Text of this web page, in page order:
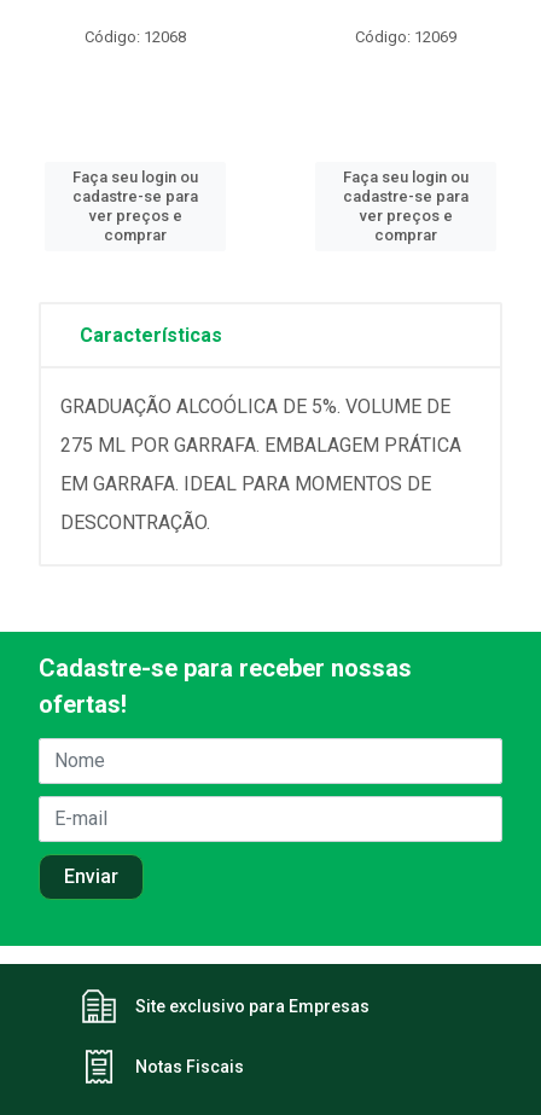
Código: 12068
Faça seu login ou
cadastre-se para
ver preços e
comprar
Código: 12069
Faça seu login ou
cadastre-se para
ver preços e
comprar
Características
GRADUAÇÃO ALCOÓLICA DE 5%. VOLUME DE
275 ML POR GARRAFA. EMBALAGEM PRÁTICA
EM GARRAFA. IDEAL PARA MOMENTOS DE
DESCONTRAÇÃO.
Cadastre-se para receber nossas
ofertas!
Site exclusivo para Empresas
Notas Fiscais